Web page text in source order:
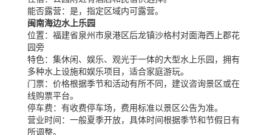
能否露营： 是，指定区域内可露营。
闽南海边水上乐园
位置： 福建省泉州市泉港区后龙镇沙格村对面海西上郡花
园旁
特色： 集休闲、娱乐、观光于一体的大型水上乐园，拥有
多种水上设施和娱乐项目，适合家庭游玩。
门票： 价格根据季节和活动有所不同，建议咨询景区或在
线购票平台。
停车费： 有收费停车场，费用标准以景区公告为准。
营业时间： 一般夏季开放，具体时间根据季节和节假日有
所调整。